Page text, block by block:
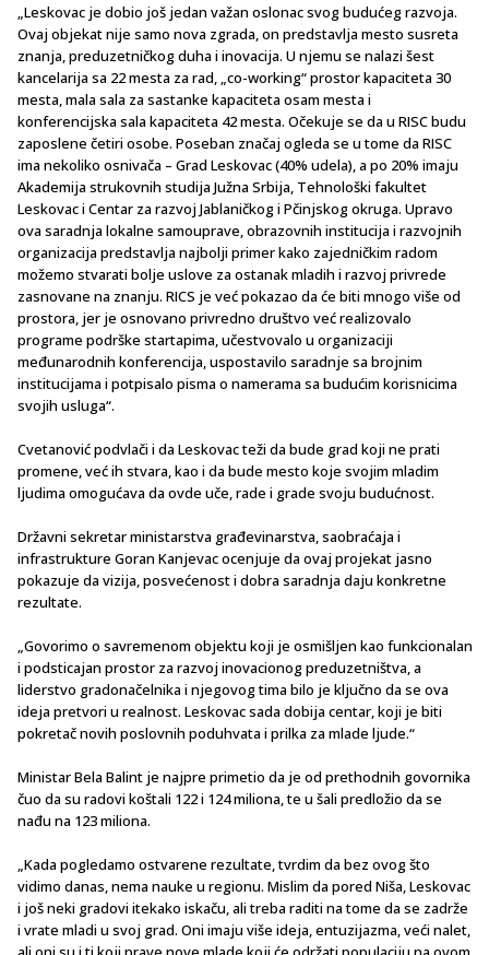
„Leskovac je dobio još jedan važan oslonac svog budućeg razvoja.
Ovaj objekat nije samo nova zgrada, on predstavlja mesto susreta
znanja, preduzetničkog duha i inovacija. U njemu se nalazi šest
kancelarija sa 22 mesta za rad, „co-working“ prostor kapaciteta 30
mesta, mala sala za sastanke kapaciteta osam mesta i
konferencijska sala kapaciteta 42 mesta. Očekuje se da u RISC budu
zaposlene četiri osobe. Poseban značaj ogleda se u tome da RISC
ima nekoliko osnivača – Grad Leskovac (40% udela), a po 20% imaju
Akademija strukovnih studija Južna Srbija, Tehnološki fakultet
Leskovac i Centar za razvoj Jablaničkog i Pčinjskog okruga. Upravo
ova saradnja lokalne samouprave, obrazovnih institucija i razvojnih
organizacija predstavlja najbolji primer kako zajedničkim radom
možemo stvarati bolje uslove za ostanak mladih i razvoj privrede
zasnovane na znanju. RICS je već pokazao da će biti mnogo više od
prostora, jer je osnovano privredno društvo već realizovalo
programe podrške startapima, učestvovalo u organizaciji
međunarodnih konferencija, uspostavilo saradnje sa brojnim
institucijama i potpisalo pisma o namerama sa budućim korisnicima
svojih usluga“.
Cvetanović podvlači i da Leskovac teži da bude grad koji ne prati
promene, već ih stvara, kao i da bude mesto koje svojim mladim
ljudima omogućava da ovde uče, rade i grade svoju budućnost.
Državni sekretar ministarstva građevinarstva, saobraćaja i
infrastrukture Goran Kanjevac ocenjuje da ovaj projekat jasno
pokazuje da vizija, posvećenost i dobra saradnja daju konkretne
rezultate.
„Govorimo o savremenom objektu koji je osmišljen kao funkcionalan
i podsticajan prostor za razvoj inovacionog preduzetništva, a
liderstvo gradonačelnika i njegovog tima bilo je ključno da se ova
ideja pretvori u realnost. Leskovac sada dobija centar, koji je biti
pokretač novih poslovnih poduhvata i prilka za mlade ljude.“
Ministar Bela Balint je najpre primetio da je od prethodnih govornika
čuo da su radovi koštali 122 i 124 miliona, te u šali predložio da se
nađu na 123 miliona.
„Kada pogledamo ostvarene rezultate, tvrdim da bez ovog što
vidimo danas, nema nauke u regionu. Mislim da pored Niša, Leskovac
i još neki gradovi itekako iskaču, ali treba raditi na tome da se zadrže
i vrate mladi u svoj grad. Oni imaju više ideja, entuzijazma, veći nalet,